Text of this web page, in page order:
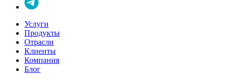
Услуги
Продукты
Отрасли
Клиенты
Компания
Блог